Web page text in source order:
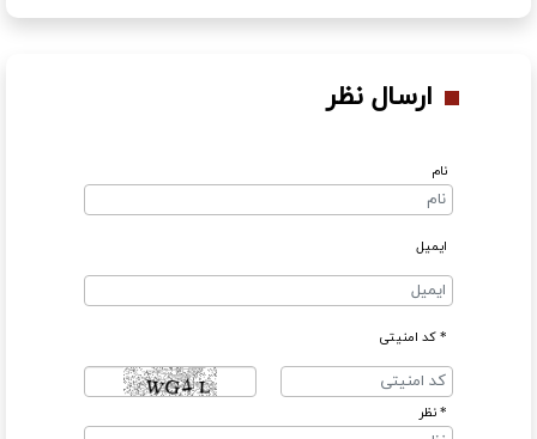
ارسال نظر
نام
ایمیل
* کد امنیتی
* نظر